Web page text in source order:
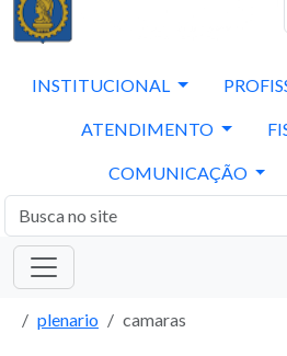
INSTITUCIONAL
ATENDIMENTO
COMUNICAÇÃO
plenario camaras